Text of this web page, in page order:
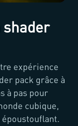
expérience
pack grâce à
à pas pour
cubique,
époustouflant.